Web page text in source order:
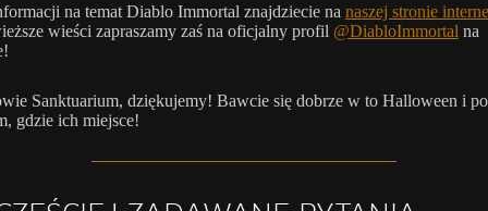
na temat Diablo Immortal znajdziecie na naszej stronie
wieści zapraszamy zaś na oficjalny profil @DiabloImmortal na
Sanktuarium, dziękujemy! Bawcie się dobrze w to Halloween i
gdzie ich miejsce!